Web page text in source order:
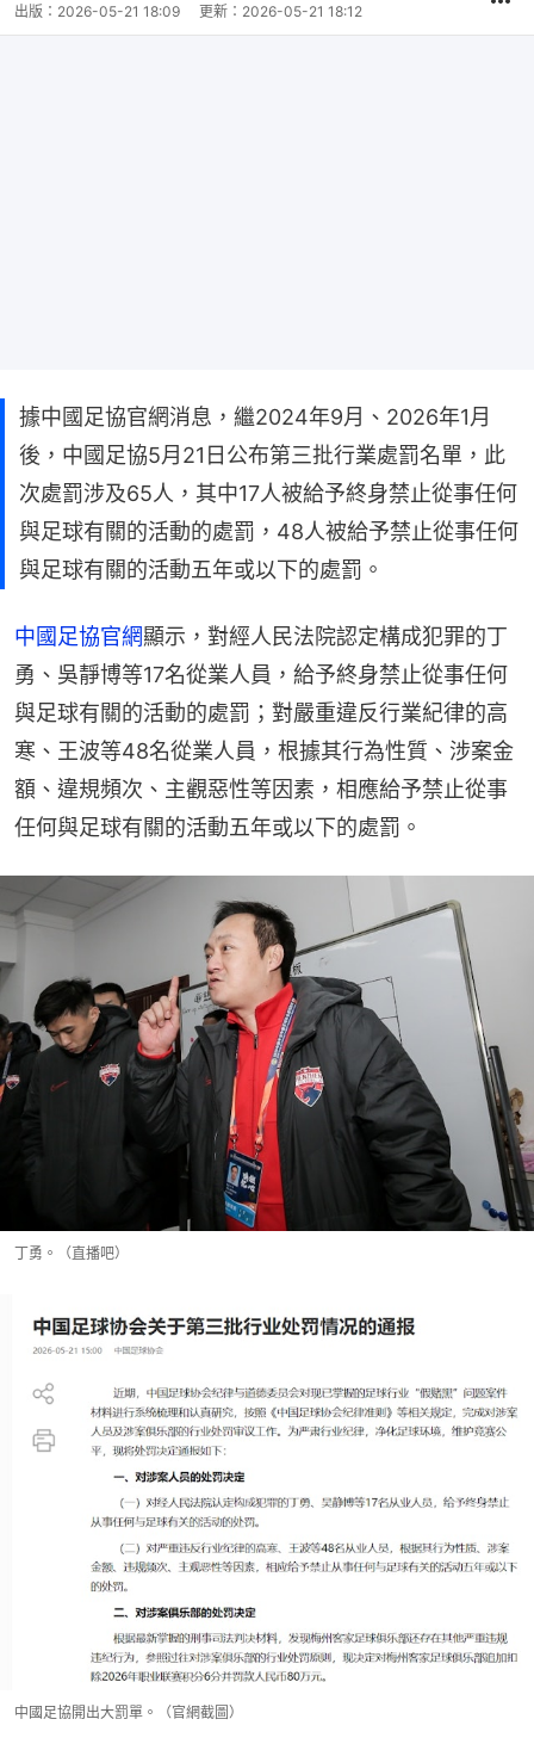
出版： 2026-05-21 18:09 更新： 2026-05-21 18:12
據中國足協官網消息，繼2024年9月、2026年1月
後，中國足協5月21日公布第三批行業處罰名單，此
次處罰涉及65人，其中17人被給予終身禁止從事任何
與足球有關的活動的處罰，48人被給予禁止從事任何
與足球有關的活動五年或以下的處罰。
中國足協官網顯示，對經人民法院認定構成犯罪的丁
勇、吳靜博等17名從業人員，給予終身禁止從事任何
與足球有關的活動的處罰；對嚴重違反行業紀律的高
寒、王波等48名從業人員，根據其行為性質、涉案金
額、違規頻次、主觀惡性等因素，相應給予禁止從事
任何與足球有關的活動五年或以下的處罰。
丁勇。（直播吧）
中國足協開出大罰單。（官網截圖）